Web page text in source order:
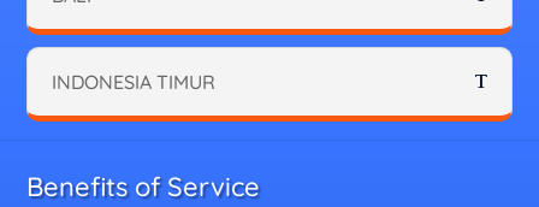
INDONESIA TIMUR
Benefits of Service